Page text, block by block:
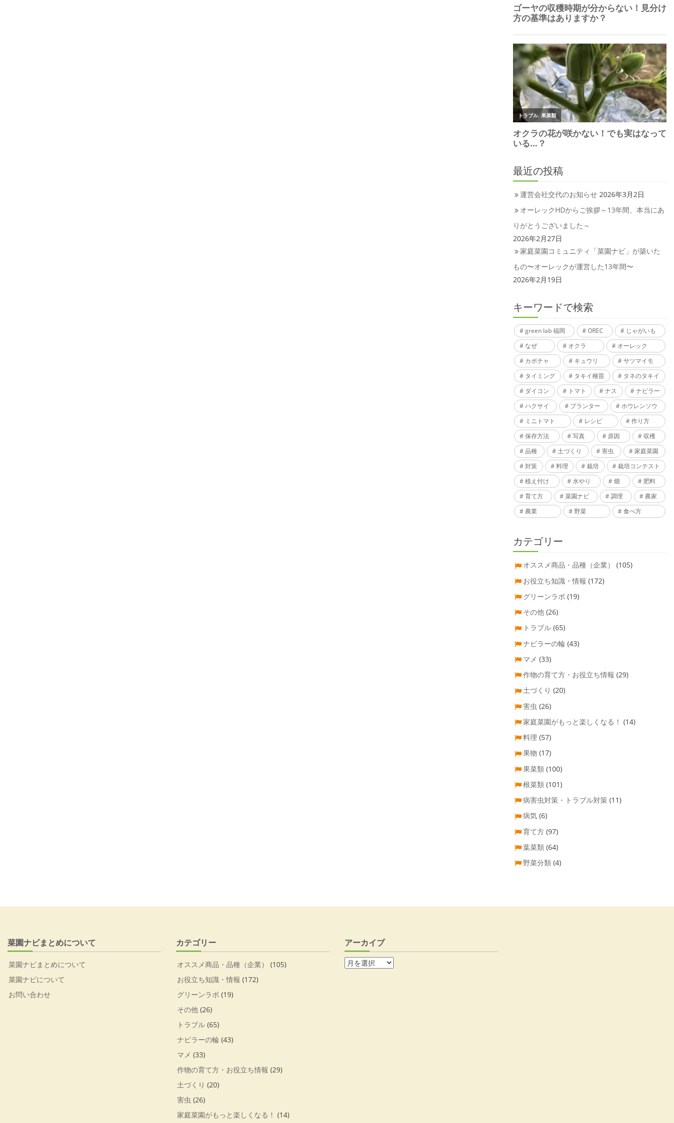
最近の投稿
運営会社交代のお知らせ 2026年3月2日
オーレックHDからご挨拶～13年間、本当にあ
りがとうございました～
2026年2月27日
家庭菜園コミュニティ「菜園ナビ」が築いた
もの〜オーレックが運営した13年間〜
2026年2月19日
キーワードで検索
green lab 福岡 OREC
じゃがいも
なぜ
オクラ
オーレック
カボチャ
キュウリ
サツマイモ
タイミング
タキイ種苗
タネのタキイ
ダイコン
トマト ナス
ナビラー
ハクサイ
プランター
ホウレンソウ
ミニトマト
レシピ
作り方
保存方法
写真 原因
収穫
品種
土づくり 害虫
家庭菜園
対策
料理 栽培
栽培コンテスト
植え付け
水やり 畑
肥料
育て方
菜園ナビ 調理
農家
農業
野菜 食べ方
カテゴリー
オススメ商品・品種（企業）
(105)
お役立ち知識・情報 (172)
グリーンラボ (19)
その他 (26)
トラブル (65)
ナビラーの輪 (43)
マメ (33)
作物の育て方・お役立ち情報 (29)
土づくり (20)
害虫 (26)
家庭菜園がもっと楽しくなる！ (14)
料理 (57)
果物 (17)
果菜類 (100)
根菜類 (101)
病害虫対策・トラブル対策 (11)
病気 (6)
育て方 (97)
葉菜類 (64)
野菜分類 (4)
菜園ナビまとめについて
菜園ナビまとめについて
菜園ナビについて
お問い合わせ
カテゴリー
オススメ商品・品種（企業）
(105)
お役立ち知識・情報 (172)
グリーンラボ (19)
その他 (26)
トラブル (65)
ナビラーの輪 (43)
マメ (33)
作物の育て方・お役立ち情報 (29)
土づくり (20)
害虫 (26)
家庭菜園がもっと楽しくなる！ (14)
アーカイブ